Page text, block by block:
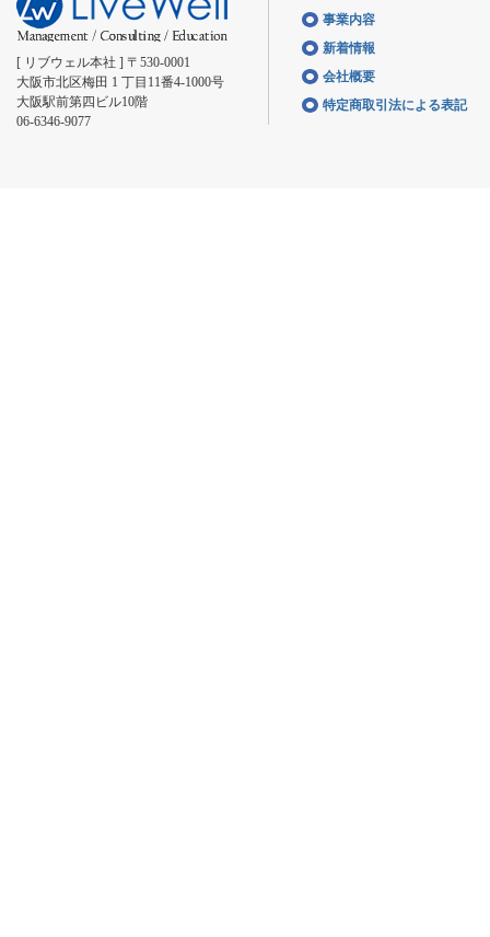
[ リブウェル本社 ] 〒530-0001
大阪市北区梅田 1 丁目11番4-1000号
大阪駅前第四ビル10階
06-6346-9077
事業内容
新着情報
会社概要
特定商取引法による表記